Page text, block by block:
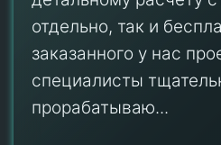
отдельно, так и
заказанного у нас
специалисты
прорабатываю...